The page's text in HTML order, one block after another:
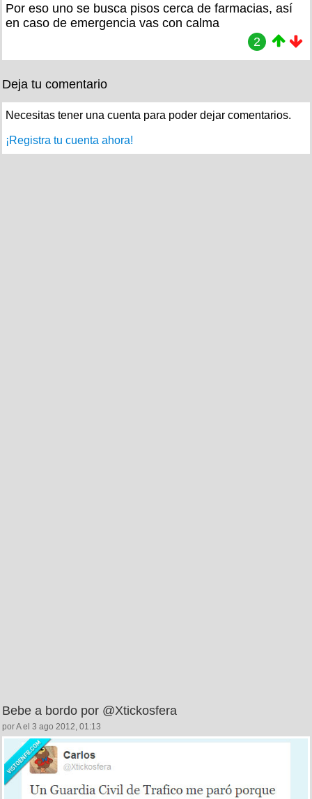
Por eso uno se busca pisos cerca de farmacias, así
en caso de emergencia vas con calma
2
Deja tu comentario
Necesitas tener una cuenta para poder dejar comentarios.
¡Registra tu cuenta ahora!
Bebe a bordo por @Xtickosfera
por A el 3 ago 2012, 01:13